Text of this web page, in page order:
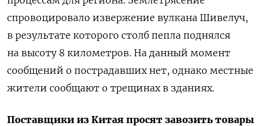
спровоцировало извержение вулкана Шивелуч,
в результате которого столб пепла поднялся
на высоту 8 километров. На данный момент
сообщений о пострадавших нет, однако местные
жители сообщают о трещинах в зданиях.
Поставщики из Китая просят завозить товары